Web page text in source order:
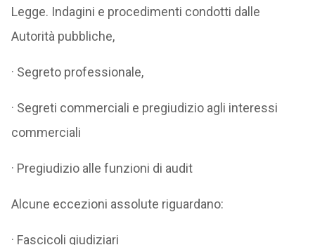
Legge. Indagini e procedimenti condotti dalle
Autorità pubbliche,
· Segreto professionale,
· Segreti commerciali e pregiudizio agli interessi
commerciali
· Pregiudizio alle funzioni di audit
Alcune eccezioni assolute riguardano:
· Fascicoli giudiziari